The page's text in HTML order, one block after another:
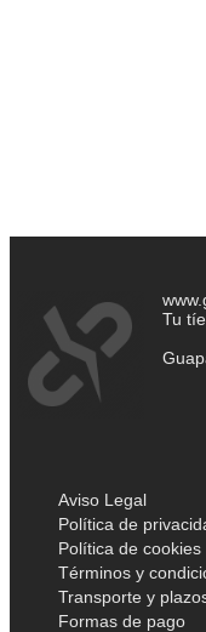
Tu
Aviso Legal
Política de
Política de cookies
Términos y
Transporte y
Formas de pago